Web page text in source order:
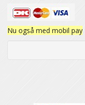
Nu også med mobil pay